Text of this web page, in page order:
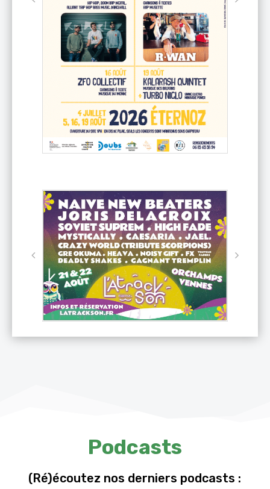
Podcasts
(Ré)écoutez nos derniers podcasts :